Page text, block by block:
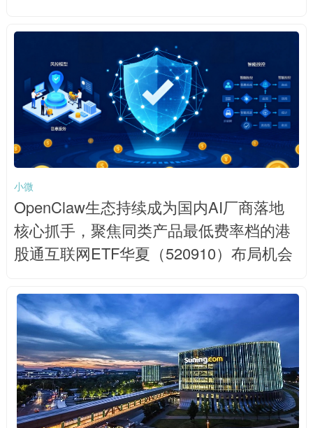
小微
OpenClaw生态持续成为国内AI厂商落地
核心抓手，聚焦同类产品最低费率档的港
股通互联网ETF华夏（520910）布局机会